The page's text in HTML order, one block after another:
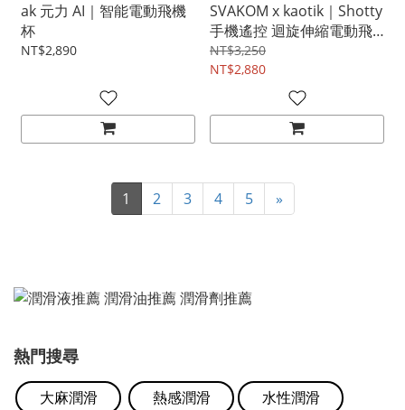
ak 元力 AI｜智能電動飛機
杯
NT$2,890
SVAKOM x kaotik｜Shotty
手機遙控 迴旋伸縮電動飛
機杯
NT$3,250
NT$2,880
1 2 3 4 5 »
熱門搜尋
大麻潤滑 熱感潤滑 水性潤滑